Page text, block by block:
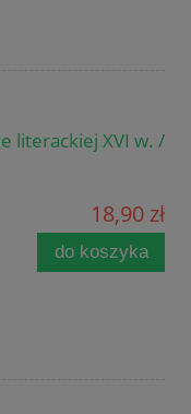
literackiej XVI w. /
18,90 zł
do koszyka